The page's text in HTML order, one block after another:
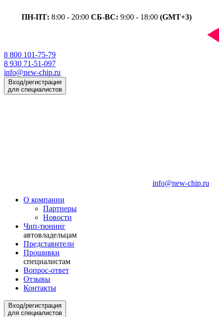
ПН-ПТ: 8:00 - 20:00 СБ-ВС: 9:00 - 18:00 (GMT+3)
8 800 101-75-79
8 930 71-51-097
info@new-chip.ru
Вход/регистрация
для специалистов
info@new-chip.ru
О компании
Партнеры
Новости
Чип-тюнинг
автовладельцам
Представители
Прошивки
специалистам
Вопрос-ответ
Отзывы
Контакты
Вход/регистрация
для специалистов